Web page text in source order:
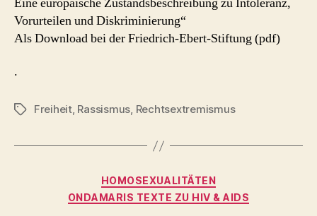
Vorurteilen und Diskriminierung“
Als Download bei der Friedrich-Ebert-Stiftung (pdf)
.
Schlagwörter
Freiheit, Rassismus, Rechtsextremismus
Kategorien
HOMOSEXUALITÄTEN
ONDAMARIS TEXTE ZU HIV & AIDS